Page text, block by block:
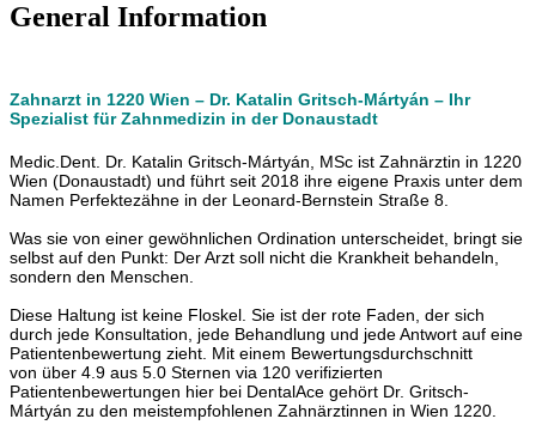
General Information
Zahnarzt in 1220 Wien – Dr. Katalin Gritsch-Mártyán – Ihr
Spezialist für Zahnmedizin in der Donaustadt
Medic.Dent. Dr. Katalin Gritsch-Mártyán, MSc ist Zahnärztin in 1220
Wien (Donaustadt) und führt seit 2018 ihre eigene Praxis unter dem
Namen Perfektezähne in der Leonard-Bernstein Straße 8.
Was sie von einer gewöhnlichen Ordination unterscheidet, bringt sie
selbst auf den Punkt: Der Arzt soll nicht die Krankheit behandeln,
sondern den Menschen.
Diese Haltung ist keine Floskel. Sie ist der rote Faden, der sich
durch jede Konsultation, jede Behandlung und jede Antwort auf eine
Patientenbewertung zieht. Mit einem Bewertungsdurchschnitt
von über 4.9 aus 5.0 Sternen via 120 verifizierten
Patientenbewertungen hier bei DentalAce gehört Dr. Gritsch-
Mártyán zu den meistempfohlenen Zahnärztinnen in Wien 1220.